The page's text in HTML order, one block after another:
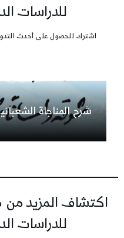
للدراسات
اشترك للحصول على أحدث
شرح المناجاة
اكتشاف المزيد من
للدراسات